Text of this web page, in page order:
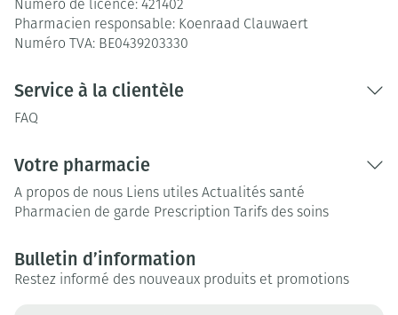
Numéro de licence: 421402
Pharmacien responsable: Koenraad Clauwaert
Numéro TVA: BE0439203330
Service à la clientèle
FAQ
Votre pharmacie
A propos de nous Liens utiles Actualités santé
Pharmacien de garde Prescription Tarifs des soins
Bulletin d’information
Restez informé des nouveaux produits et promotions